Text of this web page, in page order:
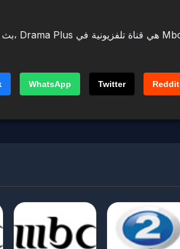
WhatsApp Twitter Reddit